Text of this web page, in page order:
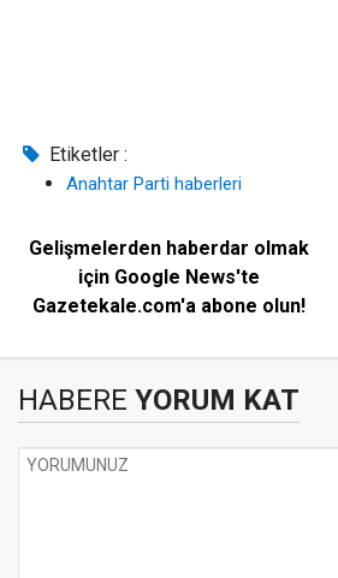
Etiketler :
Anahtar Parti haberleri
Gelişmelerden haberdar olmak
için Google News'te
Gazetekale.com'a abone olun!
HABERE YORUM KAT